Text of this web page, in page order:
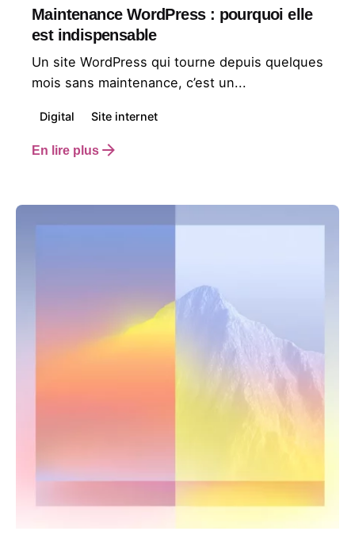
Maintenance WordPress : pourquoi elle
est indispensable
Un site WordPress qui tourne depuis quelques
mois sans maintenance, c’est un...
Digital Site internet
En lire plus
Studio en Tête